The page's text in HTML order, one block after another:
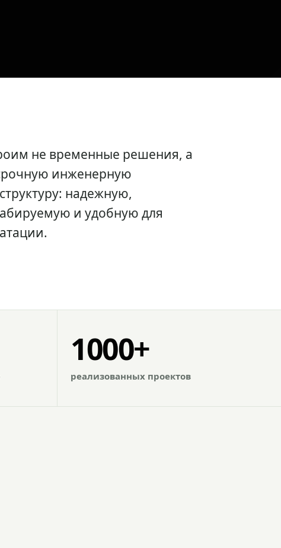
не временные решения, а
инженерную
надежную,
и удобную для
1000+
реализованных проектов